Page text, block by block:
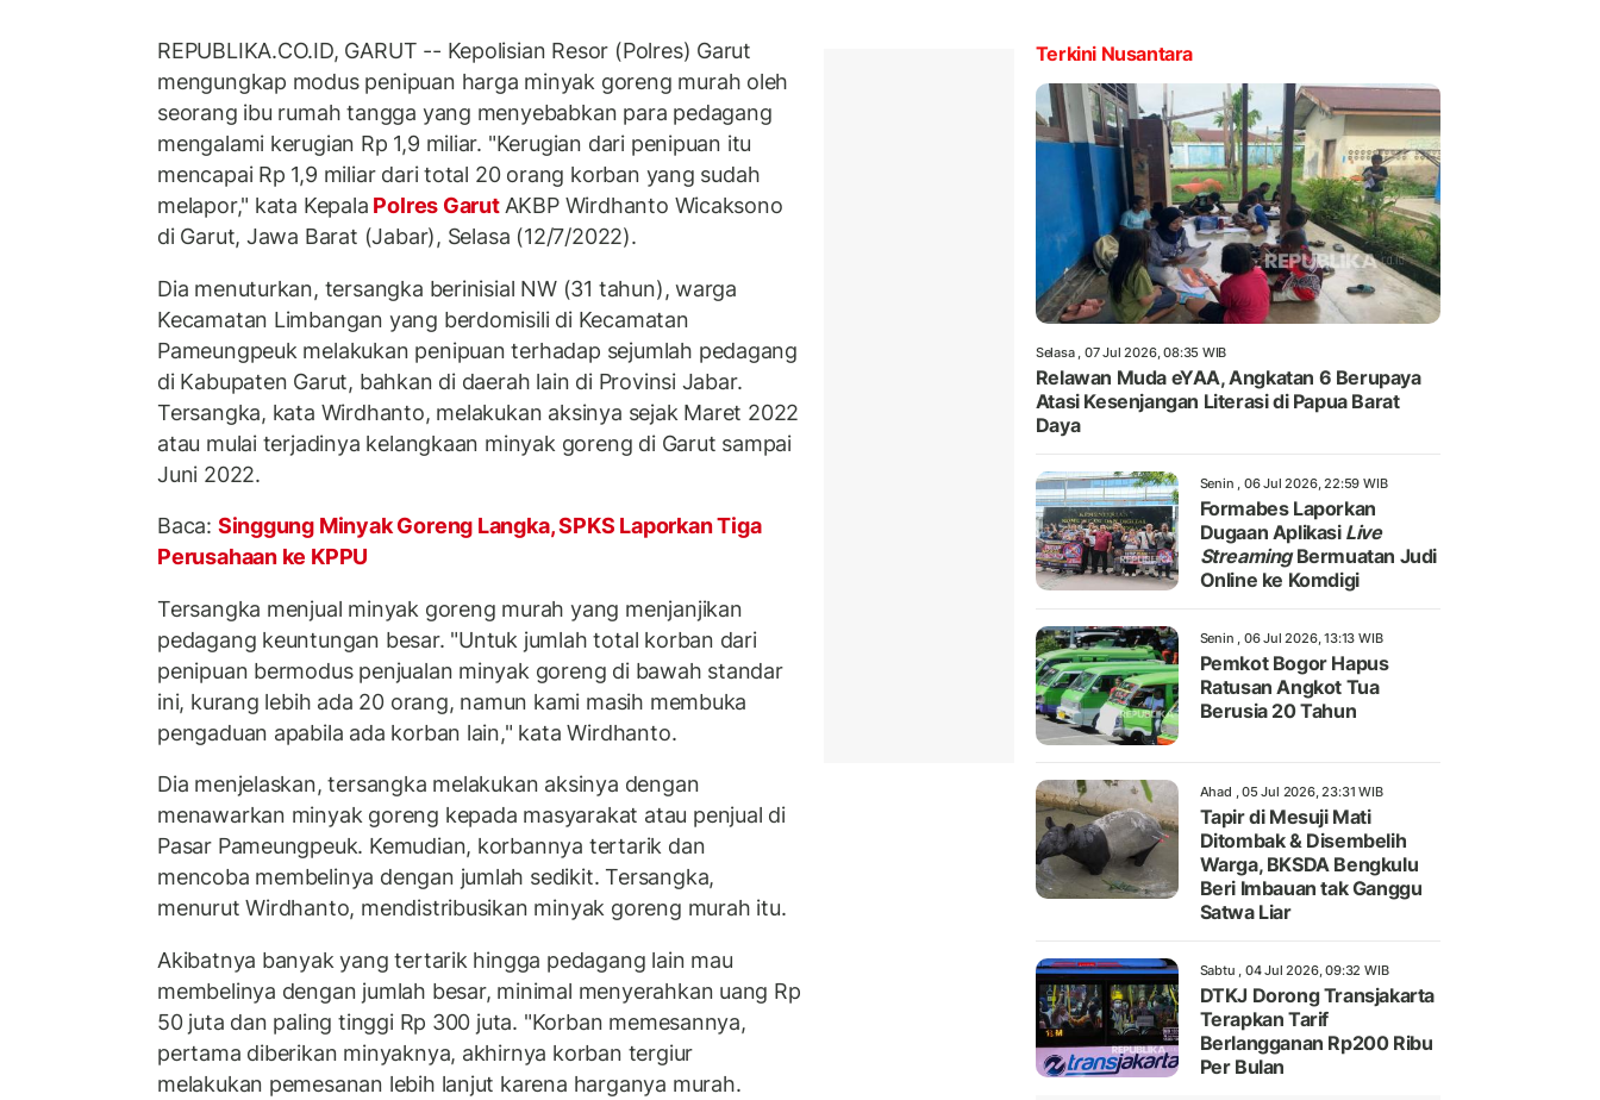
REPUBLIKA.CO.ID, GARUT -- Kepolisian Resor (Polres) Garut
mengungkap modus penipuan harga minyak goreng murah oleh
seorang ibu rumah tangga yang menyebabkan para pedagang
mengalami kerugian Rp 1,9 miliar. "Kerugian dari penipuan itu
mencapai Rp 1,9 miliar dari total 20 orang korban yang sudah
melapor," kata Kepala Polres Garut AKBP Wirdhanto Wicaksono
di Garut, Jawa Barat (Jabar), Selasa (12/7/2022).
Dia menuturkan, tersangka berinisial NW (31 tahun), warga
Kecamatan Limbangan yang berdomisili di Kecamatan
Pameungpeuk melakukan penipuan terhadap sejumlah pedagang
di Kabupaten Garut, bahkan di daerah lain di Provinsi Jabar.
Tersangka, kata Wirdhanto, melakukan aksinya sejak Maret 2022
atau mulai terjadinya kelangkaan minyak goreng di Garut sampai
Juni 2022.
Baca: Singgung Minyak Goreng Langka, SPKS Laporkan Tiga
Perusahaan ke KPPU
Tersangka menjual minyak goreng murah yang menjanjikan
pedagang keuntungan besar. "Untuk jumlah total korban dari
penipuan bermodus penjualan minyak goreng di bawah standar
ini, kurang lebih ada 20 orang, namun kami masih membuka
pengaduan apabila ada korban lain," kata Wirdhanto.
Dia menjelaskan, tersangka melakukan aksinya dengan
menawarkan minyak goreng kepada masyarakat atau penjual di
Pasar Pameungpeuk. Kemudian, korbannya tertarik dan
mencoba membelinya dengan jumlah sedikit. Tersangka,
menurut Wirdhanto, mendistribusikan minyak goreng murah itu.
Akibatnya banyak yang tertarik hingga pedagang lain mau
membelinya dengan jumlah besar, minimal menyerahkan uang Rp
50 juta dan paling tinggi Rp 300 juta. "Korban memesannya,
pertama diberikan minyaknya, akhirnya korban tergiur
melakukan pemesanan lebih lanjut karena harganya murah.
Terkini Nusantara
Selasa , 07 Jul 2026, 08:35 WIB
Relawan Muda eYAA, Angkatan 6 Berupaya
Atasi Kesenjangan Literasi di Papua Barat
Daya
Senin , 06 Jul 2026, 22:59 WIB
Formabes Laporkan
Dugaan Aplikasi Live
StreamingBermuatan Judi
Online ke Komdigi
Senin , 06 Jul 2026, 13:13 WIB
Pemkot Bogor Hapus
Ratusan Angkot Tua
Berusia 20 Tahun
Ahad , 05 Jul 2026, 23:31 WIB
Tapir di Mesuji Mati
Ditombak & Disembelih
Warga, BKSDA Bengkulu
Beri Imbauan tak Ganggu
Satwa Liar
Sabtu , 04 Jul 2026, 09:32 WIB
DTKJ Dorong Transjakarta
Terapkan Tarif
Berlangganan Rp200 Ribu
Per Bulan